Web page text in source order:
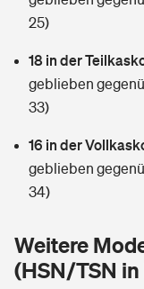
Wer versichert was:
Sie haben Fragen?
Zur Übersicht
Tools
Wer versichert was:
Hundehalter-
Handyversicherung
Zur Übersicht
Tools
Wer versichert was:
Sie haben Fragen?
Rentenrechner: Wie
25)
18 in der
geblieben
33)
16 in der
geblieben
34)
Weitere
(HSN/TSN